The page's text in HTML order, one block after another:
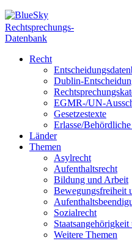
Rechtsprechungs-
Datenbank
Recht
Dublin-
EGMR-/UN-
Gesetzestexte
Erlasse/
Länder
Themen
Asylrecht
Aufenthaltsrecht
Bildung und Arbeit
Bewegungsfreiheit
Sozialrecht
Weitere Themen